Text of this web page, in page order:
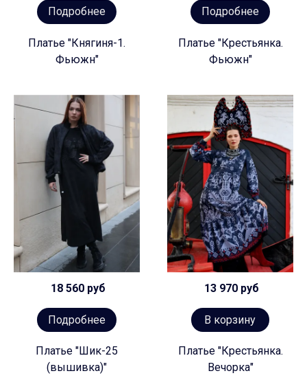
Подробнее
Платье "Княгиня-1.
Фьюжн"
Подробнее
Платье "Крестьянка.
Фьюжн"
18 560 руб
Подробнее
Платье "Шик-25
(вышивка)"
13 970 руб
В корзину
Платье "Крестьянка.
Вечорка"